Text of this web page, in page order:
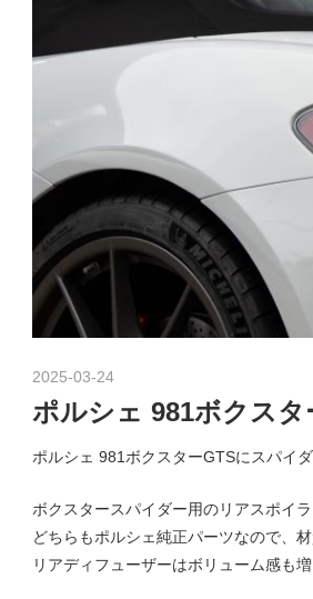
E
C
U
チ
ュ
ン
グ
レ
ス
レ
ポ
2025-03-24Morethan Motorsport
ポルシェ 981ボクス
ポルシェ 981ボクスターGTSにスパイ
ボクスタースパイダー用のリアスポイ
どちらもポルシェ純正パーツなので、
リアディフューザーはボリューム感も